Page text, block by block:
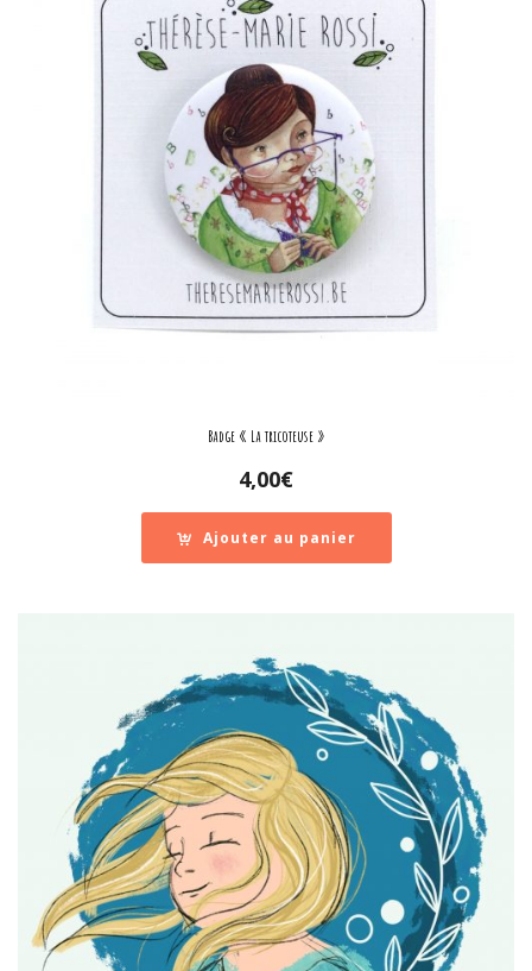
Badge « La tricoteuse »
4,00€
Ajouter au panier